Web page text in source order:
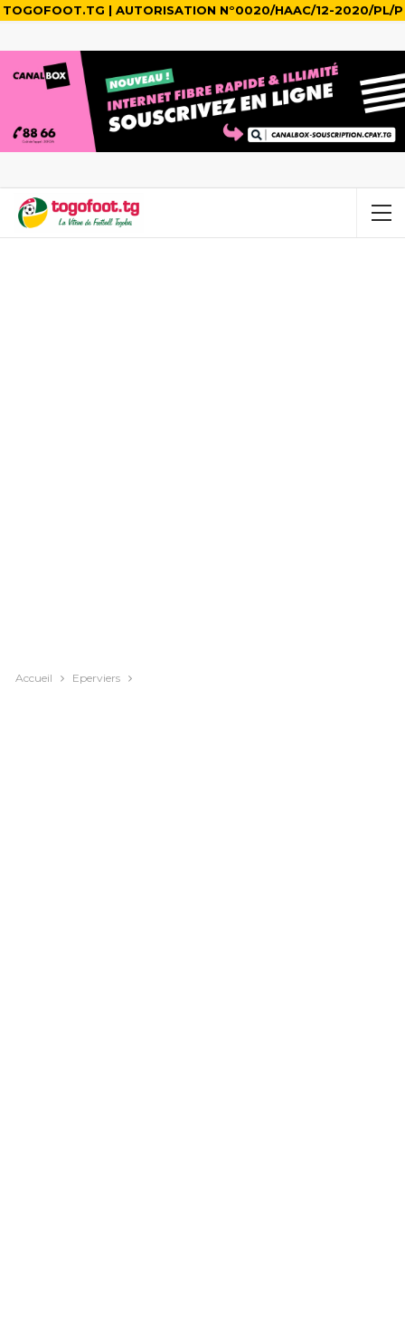
TOGOFOOT.TG | AUTORISATION N°0020/HAAC/12-2020/PL/P
Accueil Eperviers